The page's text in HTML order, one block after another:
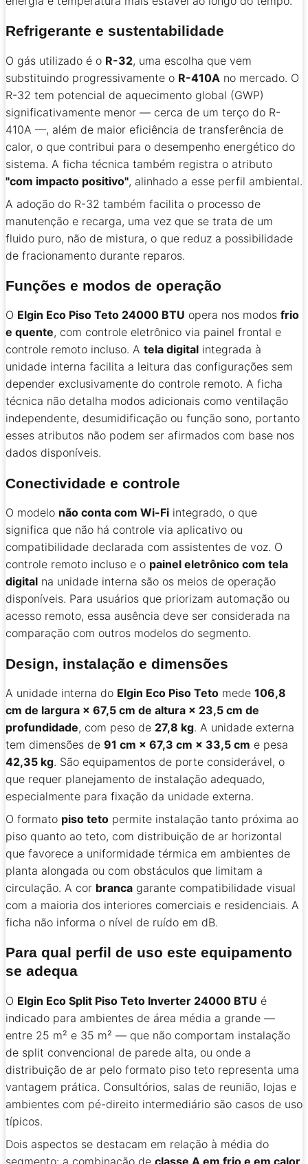
Refrigerante e sustentabilidade
O gás utilizado é o R-32, uma escolha que vem
substituindo progressivamente o R-410A no mercado. O
R-32 tem potencial de aquecimento global (GWP)
significativamente menor — cerca de um terço do R-
410A —, além de maior eficiência de transferência de
calor, o que contribui para o desempenho energético do
sistema. A ficha técnica também registra o atributo
"com impacto positivo", alinhado a esse perfil ambiental.
A adoção do R-32 também facilita o processo de
manutenção e recarga, uma vez que se trata de um
fluido puro, não de mistura, o que reduz a possibilidade
de fracionamento durante reparos.
Funções e modos de operação
O Elgin Eco Piso Teto 24000 BTU opera nos modos frio
e quente, com controle eletrônico via painel frontal e
controle remoto incluso. A tela digital integrada à
unidade interna facilita a leitura das configurações sem
depender exclusivamente do controle remoto. A ficha
técnica não detalha modos adicionais como ventilação
independente, desumidificação ou função sono, portanto
esses atributos não podem ser afirmados com base nos
dados disponíveis.
Conectividade e controle
O modelo não conta com Wi-Fi integrado, o que
significa que não há controle via aplicativo ou
compatibilidade declarada com assistentes de voz. O
controle remoto incluso e o painel eletrônico com tela
digital na unidade interna são os meios de operação
disponíveis. Para usuários que priorizam automação ou
acesso remoto, essa ausência deve ser considerada na
comparação com outros modelos do segmento.
Design, instalação e dimensões
A unidade interna do Elgin Eco Piso Teto mede 106,8
cm de largura × 67,5 cm de altura × 23,5 cm de
profundidade, com peso de 27,8 kg. A unidade externa
tem dimensões de 91 cm × 67,3 cm × 33,5 cm e pesa
42,35 kg. São equipamentos de porte considerável, o
que requer planejamento de instalação adequado,
especialmente para fixação da unidade externa.
O formato piso teto permite instalação tanto próxima ao
piso quanto ao teto, com distribuição de ar horizontal
que favorece a uniformidade térmica em ambientes de
planta alongada ou com obstáculos que limitam a
circulação. A cor branca garante compatibilidade visual
com a maioria dos interiores comerciais e residenciais. A
ficha não informa o nível de ruído em dB.
Para qual perfil de uso este equipamento
se adequa
O Elgin Eco Split Piso Teto Inverter 24000 BTU é
indicado para ambientes de área média a grande —
entre 25 m² e 35 m² — que não comportam instalação
de split convencional de parede alta, ou onde a
distribuição de ar pelo formato piso teto representa uma
vantagem prática. Consultórios, salas de reunião, lojas e
ambientes com pé-direito intermediário são casos de uso
típicos.
Dois aspectos se destacam em relação à média do
segmento: a combinação de classe A em frio e em calor